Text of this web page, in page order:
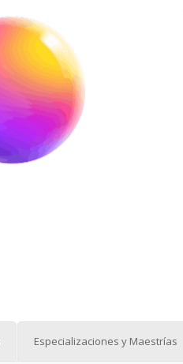
Especializaciones y Maestrías